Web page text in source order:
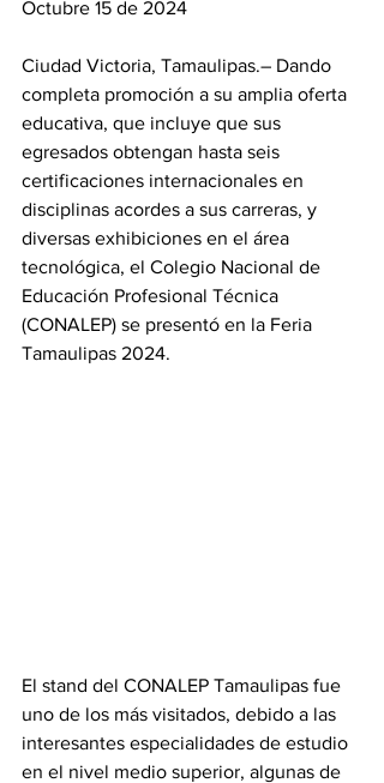
Octubre 15 de 2024
Ciudad Victoria, Tamaulipas.– Dando
completa promoción a su amplia oferta
educativa, que incluye que sus
egresados obtengan hasta seis
certificaciones internacionales en
disciplinas acordes a sus carreras, y
diversas exhibiciones en el área
tecnológica, el Colegio Nacional de
Educación Profesional Técnica
(CONALEP) se presentó en la Feria
Tamaulipas 2024.
El stand del CONALEP Tamaulipas fue
uno de los más visitados, debido a las
interesantes especialidades de estudio
en el nivel medio superior, algunas de